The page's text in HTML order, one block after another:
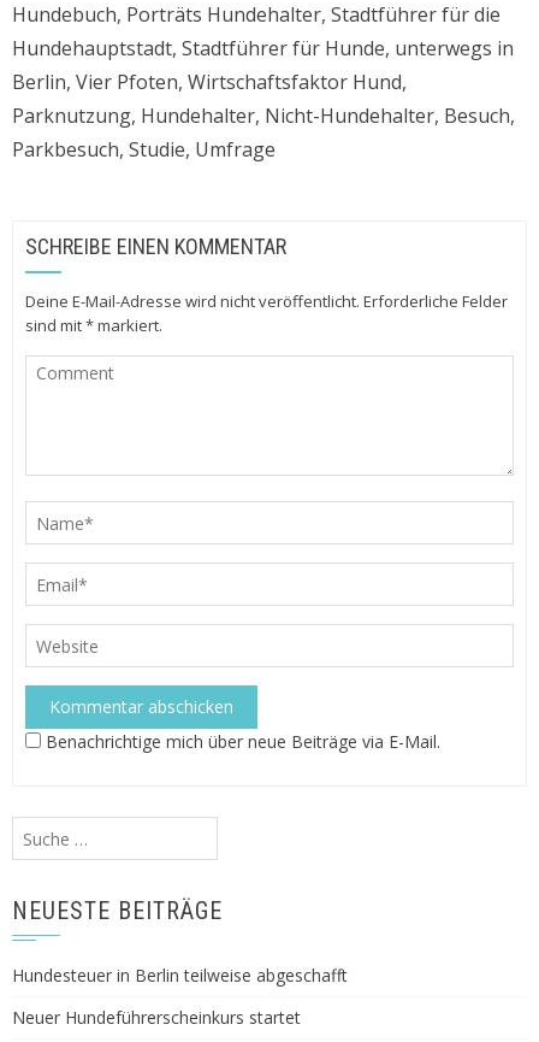
Hundebuch, Porträts Hundehalter, Stadtführer für die
Hundehauptstadt, Stadtführer für Hunde, unterwegs in
Berlin, Vier Pfoten, Wirtschaftsfaktor Hund,
Parknutzung, Hundehalter, Nicht-Hundehalter, Besuch,
Parkbesuch, Studie, Umfrage
SCHREIBE EINEN KOMMENTAR
Deine E-Mail-Adresse wird nicht veröffentlicht. Erforderliche Felder
sind mit*markiert.
Benachrichtige mich über neue Beiträge via E-Mail.
Suche
nach:
NEUESTE BEITRÄGE
Hundesteuer in Berlin teilweise abgeschafft
Neuer Hundeführerscheinkurs startet